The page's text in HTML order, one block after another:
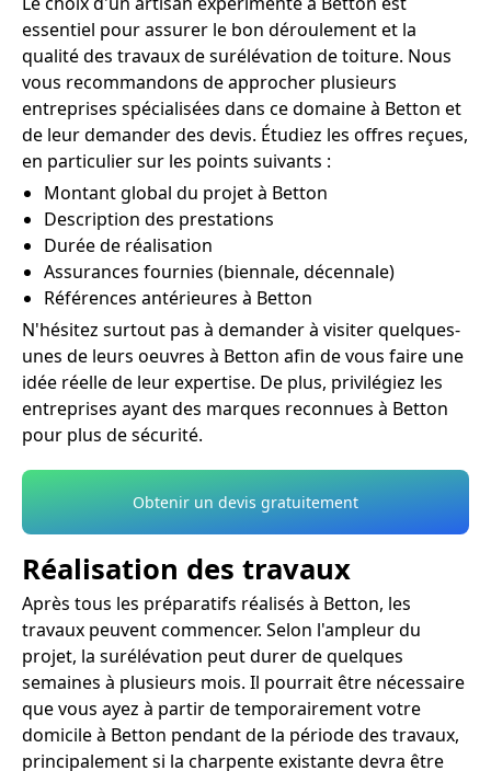
essentiel pour assurer le bon déroulement et la
qualité des travaux de surélévation de toiture. Nous
vous recommandons de approcher plusieurs
entreprises spécialisées dans ce domaine à Betton et
de leur demander des devis. Étudiez les offres reçues,
en particulier sur les points suivants :
Montant global du projet à Betton
Description des prestations
Durée de réalisation
Assurances fournies (biennale, décennale)
Références antérieures à Betton
N'hésitez surtout pas à demander à visiter quelques-
unes de leurs oeuvres à Betton afin de vous faire une
idée réelle de leur expertise. De plus, privilégiez les
entreprises ayant des marques reconnues à Betton
pour plus de sécurité.
Obtenir un devis gratuitement
Réalisation des travaux
Après tous les préparatifs réalisés à Betton, les
travaux peuvent commencer. Selon l'ampleur du
projet, la surélévation peut durer de quelques
semaines à plusieurs mois. Il pourrait être nécessaire
que vous ayez à partir de temporairement votre
domicile à Betton pendant de la période des travaux,
principalement si la charpente existante devra être